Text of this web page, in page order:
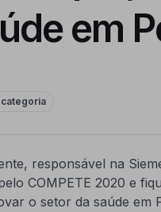
em
categoria
responsável na
COMPETE 2020 e
o setor da saúde em